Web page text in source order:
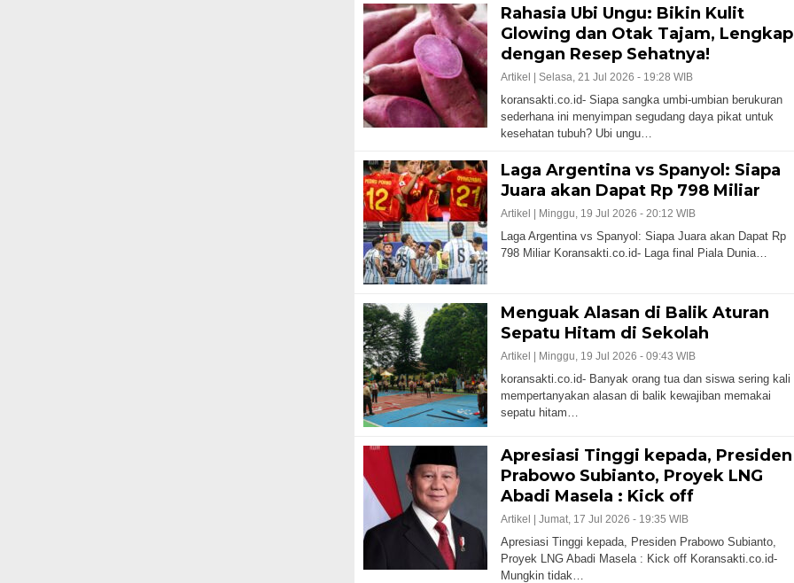
Rahasia Ubi Ungu: Bikin Kulit
Glowing dan Otak Tajam, Lengkap
dengan Resep Sehatnya!
Artikel | Selasa, 21 Jul 2026 - 19:28 WIB
koransakti.co.id- Siapa sangka umbi-umbian berukuran
sederhana ini menyimpan segudang daya pikat untuk
kesehatan tubuh? Ubi ungu…
Laga Argentina vs Spanyol: Siapa
Juara akan Dapat Rp 798 Miliar
Artikel | Minggu, 19 Jul 2026 - 20:12 WIB
Laga Argentina vs Spanyol: Siapa Juara akan Dapat Rp
798 Miliar Koransakti.co.id- Laga final Piala Dunia…
Menguak Alasan di Balik Aturan
Sepatu Hitam di Sekolah
Artikel | Minggu, 19 Jul 2026 - 09:43 WIB
koransakti.co.id- Banyak orang tua dan siswa sering kali
mempertanyakan alasan di balik kewajiban memakai
sepatu hitam…
Apresiasi Tinggi kepada, Presiden
Prabowo Subianto, Proyek LNG
Abadi Masela : Kick off
Artikel | Jumat, 17 Jul 2026 - 19:35 WIB
Apresiasi Tinggi kepada, Presiden Prabowo Subianto,
Proyek LNG Abadi Masela : Kick off Koransakti.co.id-
Mungkin tidak…